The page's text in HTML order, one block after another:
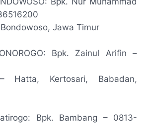
Jawa Timur
Bpk. Zainul Arifin –
Hatta, Kertosari, Babadan,
Bpk. Bambang – 0813-